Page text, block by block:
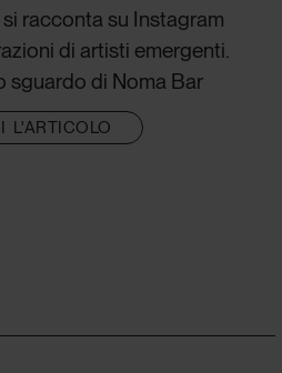
racconta su Instagram
di artisti emergenti.
sguardo di Noma Bar
L'ARTICOLO